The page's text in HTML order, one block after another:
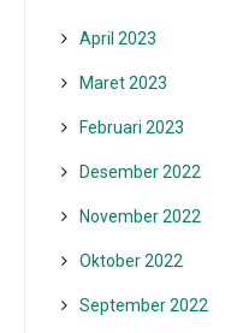
April 2023
Maret 2023
Februari 2023
Desember 2022
November 2022
Oktober 2022
September 2022